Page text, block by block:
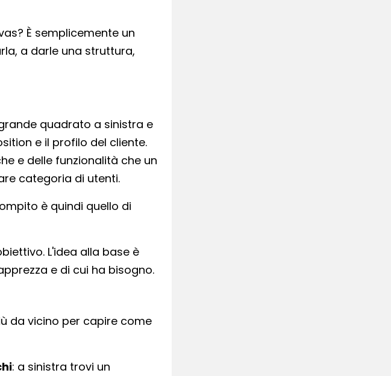
È semplicemente un
a darle una struttura,
quadrato a sinistra e
e il profilo del cliente.
e delle funzionalità che un
categoria di utenti.
è quindi quello di
L'idea alla base è
e di cui ha bisogno.
da vicino per capire come
: a sinistra trovi un